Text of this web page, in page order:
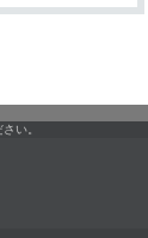
い。